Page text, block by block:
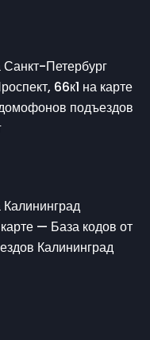
Петербург
66к1 на карте
подъездов
— База кодов от
Калининград